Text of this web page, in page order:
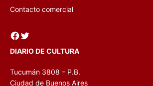
Contacto comercial
Facebook Twitter
DIARIO DE CULTURA
Tucumán 3808 – P.B.
Ciudad de Buenos Aires